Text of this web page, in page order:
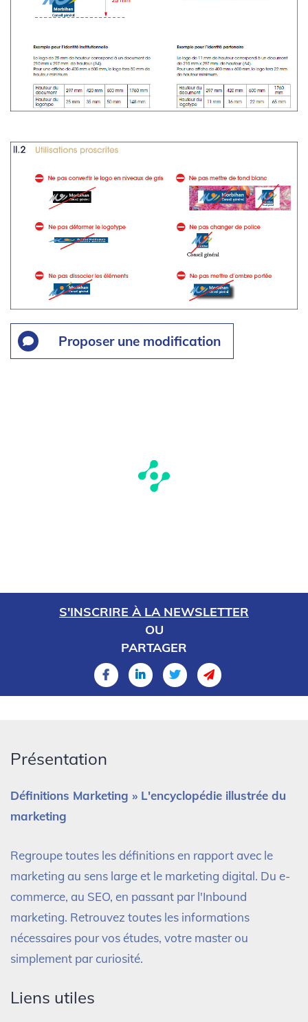
Proposer une modification
S'INSCRIRE À LA NEWSLETTER
OU
PARTAGER
Présentation
Définitions Marketing » L'encyclopédie illustrée du
marketing
Regroupe toutes les définitions en rapport avec le
marketing au sens large et le marketing digital. Du e-
commerce, au SEO, en passant par l'Inbound
marketing. Retrouvez toutes les informations
nécessaires pour vos études, votre master ou
simplement par curiosité.
Liens utiles